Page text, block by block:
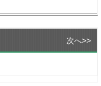
次へ>>